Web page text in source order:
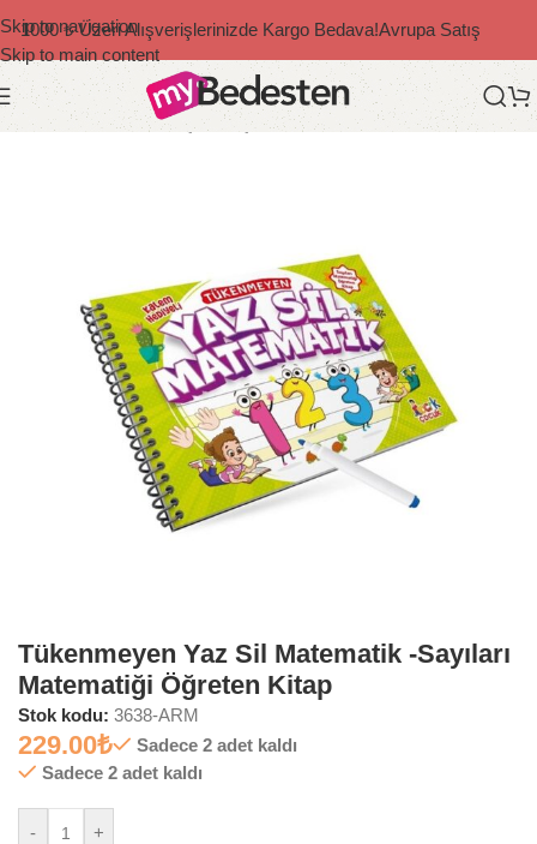
Skip to navigation
Skip to main content
1000 ₺ Üzeri Alışverişlerinizde Kargo Bedava!Avrupa Satış
Ana Sayfa Bedesten Çocuk Çocuk Kitapları
Tükenmeyen Yaz Sil Matematik -Sayıları
Matematiği Öğreten Kitap
Stok kodu: 3638-ARM
229.00₺
Sadece 2 adet kaldı
Sadece 2 adet kaldı
- +